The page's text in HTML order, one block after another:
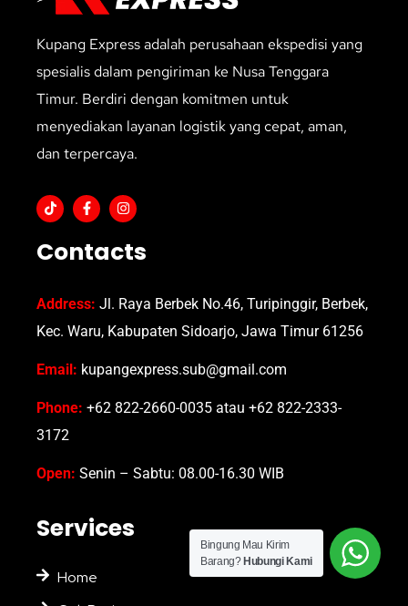
Kupang Express adalah perusahaan ekspedisi yang
spesialis dalam pengiriman ke Nusa Tenggara
Timur. Berdiri dengan komitmen untuk
menyediakan layanan logistik yang cepat, aman,
dan terpercaya.
Contacts
Address: Jl. Raya Berbek No.46, Turipinggir, Berbek,
Kec. Waru, Kabupaten Sidoarjo, Jawa Timur 61256
Email: kupangexpress.sub@gmail.com
Phone: +62 822-2660-0035 atau +62 822-2333-
3172
Open: Senin – Sabtu: 08.00-16.30 WIB
Services
Home
Bingung Mau Kirim
Barang? Hubungi Kami